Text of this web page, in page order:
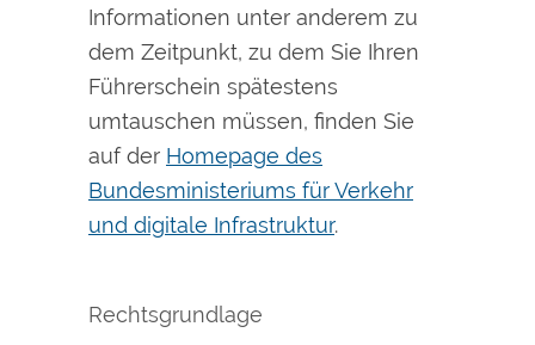
Informationen unter anderem zu
dem Zeitpunkt, zu dem Sie Ihren
Führerschein spätestens
umtauschen müssen, finden Sie
auf der Homepage des
Bundesministeriums für Verkehr
und digitale Infrastruktur.
Rechtsgrundlage